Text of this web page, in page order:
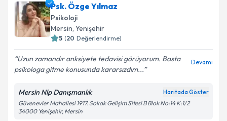
Uzm. Psk. Okan Söylemez
talebi oluşturun. Size bu uzmandan randevu almanız
için bir takvim hazırlandığında e-posta ile
bilgilendireceğiz.
E-posta Adresiniz
Kişisel verilerimin işlenmesine ilişkinAydınlatma
Metni'ni okudum ve kişisel verilerimin belirtilen
Psk. Özge Yılmaz
Psikoloji
Mersin, Yenişehir
5 (20 Değerlendirme)
Uzun zamandır anksiyete tedavisi görüyorum. Basta
psikologa gitme konusunda kararsızdım...
Devamı
Mersin Nlp Danışmanlık Haritada Göster
Güvenevler Mahallesi 1917. Sokak Gelişim Sitesi B Blok No:14 K:1/2
34000 Yenişehir, Mersin